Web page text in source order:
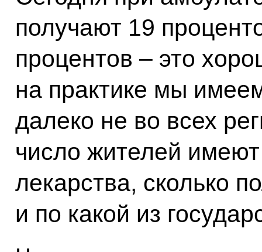
получают 19
процентов – это
на практике мы
далеко не во всех
число жителей
лекарства, сколько
и по какой из